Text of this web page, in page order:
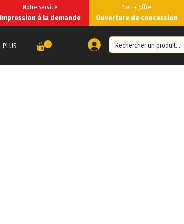
Impression à la demande
Notre service
Ouverture de concession
Notre offre
PLUS